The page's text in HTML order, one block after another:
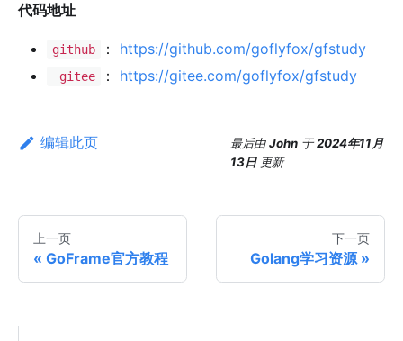
代码地址
github ： https://github.com/goflyfox/gfstudy
gitee ： https://gitee.com/goflyfox/gfstudy
编辑此页 最后由John 于2024年11月
13日 更新
上一页
GoFrame官方教程
下一页
Golang学习资源